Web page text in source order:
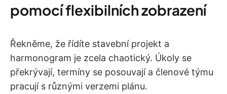
pomocí flexibilních zobrazení
Řekněme, že řídíte stavební projekt a
harmonogram je zcela chaotický. Úkoly se
překrývají, termíny se posouvají a členové týmu
pracují s různými verzemi plánu.